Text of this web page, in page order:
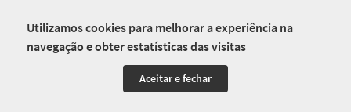
Utilizamos cookies para melhorar a experiência na
navegação e obter estatísticas das visitas
Aceitar e fechar